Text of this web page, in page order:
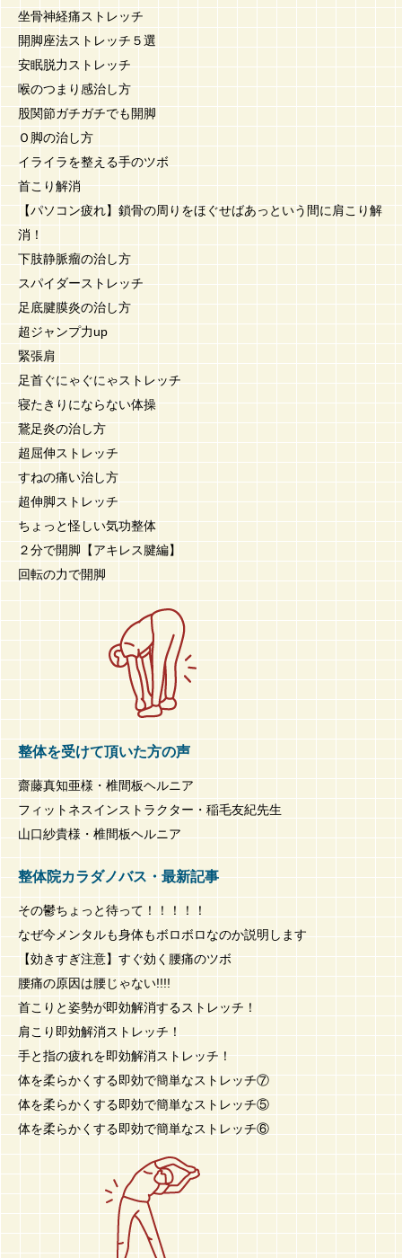
坐骨神経痛ストレッチ
開脚座法ストレッチ５選
安眠脱力ストレッチ
喉のつまり感治し方
股関節ガチガチでも開脚
Ｏ脚の治し方
イライラを整える手のツボ
首こり解消
【パソコン疲れ】鎖骨の周りをほぐせばあっという間に肩こり解
消！
下肢静脈瘤の治し方
スパイダーストレッチ
足底腱膜炎の治し方
超ジャンプ力up
緊張肩
足首ぐにゃぐにゃストレッチ
寝たきりにならない体操
鵞足炎の治し方
超屈伸ストレッチ
すねの痛い治し方
超伸脚ストレッチ
ちょっと怪しい気功整体
２分で開脚【アキレス腱編】
回転の力で開脚
整体を受けて頂いた方の声
齋藤真知亜様・椎間板ヘルニア
フィットネスインストラクター・稲毛友紀先生
山口紗貴様・椎間板ヘルニア
整体院カラダノバス・最新記事
その鬱ちょっと待って！！！！！
なぜ今メンタルも身体もボロボロなのか説明します
【効きすぎ注意】すぐ効く腰痛のツボ
腰痛の原因は腰じゃない!!!!
首こりと姿勢が即効解消するストレッチ！
肩こり即効解消ストレッチ！
手と指の疲れを即効解消ストレッチ！
体を柔らかくする即効で簡単なストレッチ⑦
体を柔らかくする即効で簡単なストレッチ⑤
体を柔らかくする即効で簡単なストレッチ⑥